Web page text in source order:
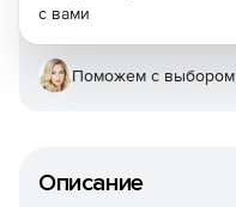
Описание
с вами
Поможем с выбором